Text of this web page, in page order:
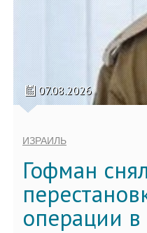
07.08.2026
ИЗРАИЛЬ
Гофман
операции